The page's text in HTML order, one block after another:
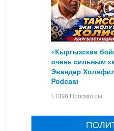
«Кыргызские
очень сильным
Эвандер
Podcast
11396 Просмотры